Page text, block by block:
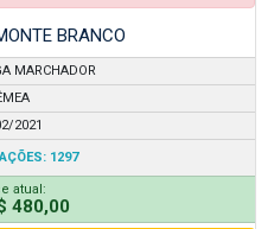
BRANCO
MARCHADOR
2021
1297
atual:
480,00